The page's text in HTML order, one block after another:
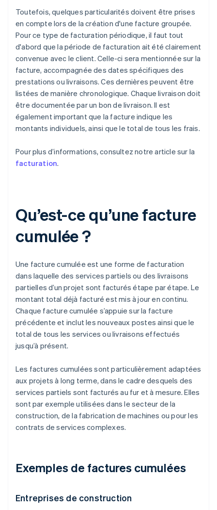
Toutefois, quelques particularités doivent être prises
en compte lors de la création d'une facture groupée.
Pour ce type de facturation périodique, il faut tout
d'abord que la période de facturation ait été clairement
convenue avec le client. Celle-ci sera mentionnée sur la
facture, accompagnée des dates spécifiques des
prestations ou livraisons. Ces dernières peuvent être
listées de manière chronologique. Chaque livraison doit
être documentée par un bon de livraison. Il est
également important que la facture indique les
montants individuels, ainsi que le total de tous les frais.
Pour plus d’informations, consultez notre article sur la
facturation.
Qu’est-ce qu’une facture
cumulée ?
Une facture cumulée est une forme de facturation
dans laquelle des services partiels ou des livraisons
partielles d’un projet sont facturés étape par étape. Le
montant total déjà facturé est mis à jour en continu.
Chaque facture cumulée s’appuie sur la facture
précédente et inclut les nouveaux postes ainsi que le
total de tous les services ou livraisons effectués
jusqu’à présent.
Les factures cumulées sont particulièrement adaptées
aux projets à long terme, dans le cadre desquels des
services partiels sont facturés au fur et à mesure. Elles
sont par exemple utilisées dans le secteur de la
construction, de la fabrication de machines ou pour les
contrats de services complexes.
Exemples de factures cumulées
Entreprises de construction